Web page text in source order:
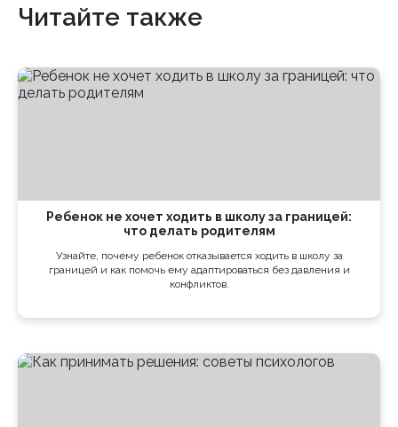
Читайте также
Ребенок не хочет ходить в школу за границей:
что делать родителям
Узнайте, почему ребенок отказывается ходить в школу за
границей и как помочь ему адаптироваться без давления и
конфликтов.